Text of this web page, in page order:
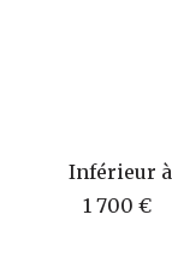
Inférieur à
1 700 €